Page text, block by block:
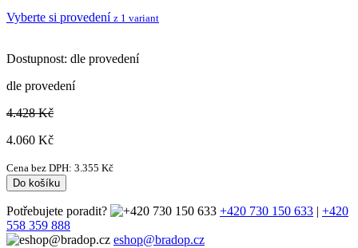
Vyberte si provedení z 1 variant
Dostupnost: dle provedení
dle provedení
4.428 Kč
4.060 Kč
Cena bez DPH: 3.355 Kč
Do košíku
Potřebujete poradit? +420 730 150 633 | +420
558 359 888
eshop@bradop.cz